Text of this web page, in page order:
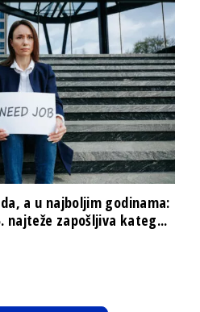
a u najboljim godinama:
najteže zapošljiva kateg...